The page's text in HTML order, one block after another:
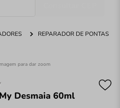
REPARADOR DE PONTAS
para dar zoom
Desmaia 60ml